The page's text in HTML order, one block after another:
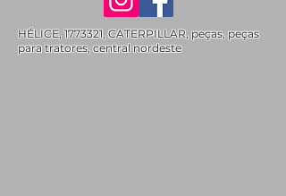
HÉLICE,1773321, CATERPILLAR, peças, peças
para tratores, central nordeste